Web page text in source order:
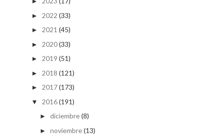
► 2022 (33)
► 2021 (45)
► 2020(33)
► 2019 (51)
► 2018 (121)
► 2017(173)
▼ 2016(191)
► diciembre(8)
► noviembre(13)